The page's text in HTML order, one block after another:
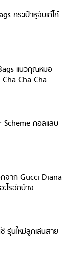
กระเป๋าหูจับเก๋ไก๋
แนวคุณหมอ
Cha Cha
Scheme คอลแลบ
กจาก Gucci Diana
ไรอีกบ้าง
ซ่ รุ่นใหม่ลูกเล่นสาย